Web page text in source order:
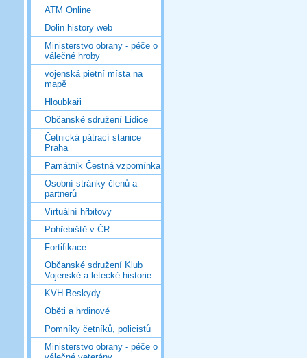
ATM Online
Dolin history web
Ministerstvo obrany - péče o
válečné hroby
vojenská pietní místa na
mapě
Hloubkaři
Občanské sdružení Lidice
Četnická pátrací stanice
Praha
Památník Čestná vzpomínka
Osobní stránky členů a
partnerů
Virtuální hřbitovy
Pohřebiště v ČR
Fortifikace
Občanské sdružení Klub
Vojenské a letecké historie
KVH Beskydy
Oběti a hrdinové
Pomníky četníků, policistů
Ministerstvo obrany - péče o